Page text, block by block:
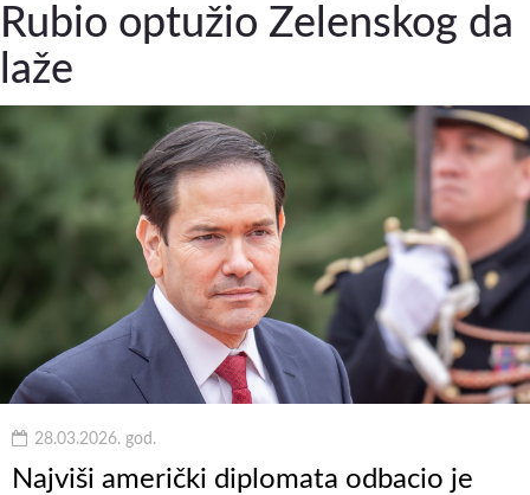
Rubio optužio Zelenskog da
laže
28.03.2026. god.
Najviši američki diplomata odbacio je